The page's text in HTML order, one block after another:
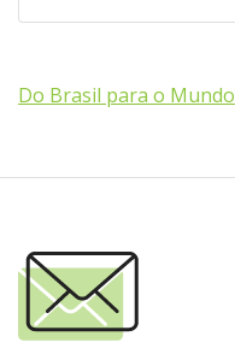
Do Brasil para o Mundo